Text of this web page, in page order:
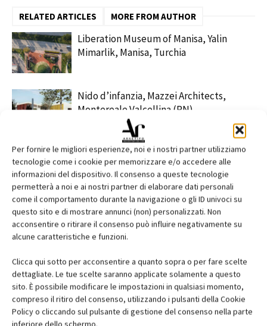
Per fornire le migliori esperienze, noi e i nostri partner utilizziamo
tecnologie come i cookie per memorizzare e/o accedere alle
informazioni del dispositivo. Il consenso a queste tecnologie
permetterà a noi e ai nostri partner di elaborare dati personali
come il comportamento durante la navigazione o gli ID univoci su
questo sito e di mostrare annunci (non) personalizzati. Non
acconsentire o ritirare il consenso può influire negativamente su
alcune caratteristiche e funzioni.
Clicca qui sotto per acconsentire a quanto sopra o per fare scelte
dettagliate. Le tue scelte saranno applicate solamente a questo
sito. È possibile modificare le impostazioni in qualsiasi momento,
compreso il ritiro del consenso, utilizzando i pulsanti della Cookie
Policy o cliccando sul pulsante di gestione del consenso nella parte
RELATED ARTICLES MORE FROM AUTHOR
Liberation Museum of Manisa, Yalin
Mimarlik, Manisa, Turchia
Nido d’infanzia, Mazzei Architects,
Montereale Valcellina (PN)
Kinderoase an der TUM, Kéré
Architecture – HK Architekten, Munich
EDICOLA